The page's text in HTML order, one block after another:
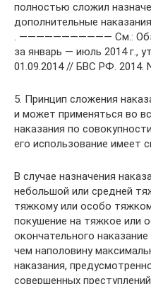
полностью сложил
дополнительные
. ——————————— См.:
за январь — июль 2014 г.,
01.09.2014 // БВС РФ. 2014.
5. Принцип сложения
и может применяться во
наказания по
его использование имеет
В случае назначения
небольшой или средней
тяжкому или особо
покушение на тяжкое или
окончательного
чем наполовину
наказания,
совершенных